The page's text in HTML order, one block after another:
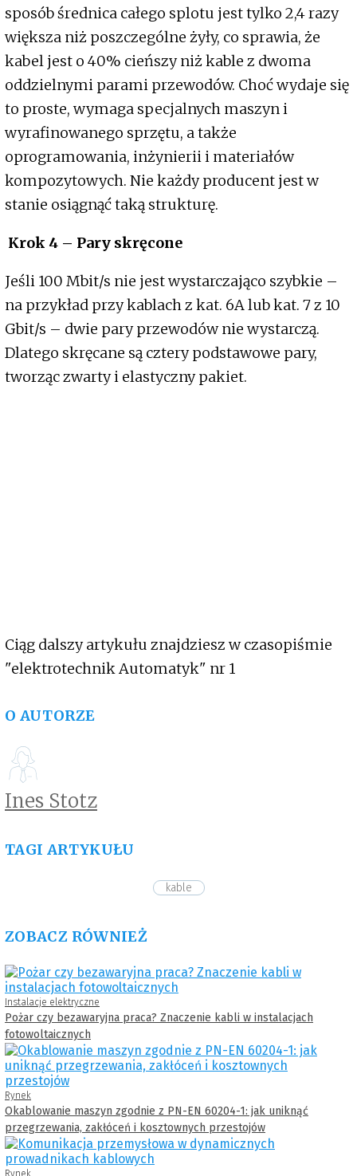
sposób średnica całego splotu jest tylko 2,4 razy
większa niż poszczególne żyły, co sprawia, że
kabel jest o 40% cieńszy niż kable z dwoma
oddzielnymi parami przewodów. Choć wydaje się
to proste, wymaga specjalnych maszyn i
wyrafinowanego sprzętu, a także
oprogramowania, inżynierii i materiałów
kompozytowych. Nie każdy producent jest w
stanie osiągnąć taką strukturę.
Krok 4 – Pary skręcone
Jeśli 100 Mbit/s nie jest wystarczająco szybkie –
na przykład przy kablach z kat. 6A lub kat. 7 z 10
Gbit/s – dwie pary przewodów nie wystarczą.
Dlatego skręcane są cztery podstawowe pary,
tworząc zwarty i elastyczny pakiet.
Ciąg dalszy artykułu znajdziesz w czasopiśmie
"elektrotechnik Automatyk" nr 1
O AUTORZE
Ines Stotz
TAGI ARTYKUŁU
kable
ZOBACZ RÓWNIEŻ
Instalacje elektryczne
Pożar czy bezawaryjna praca? Znaczenie kabli w instalacjach
fotowoltaicznych
Rynek
Okablowanie maszyn zgodnie z PN-EN 60204-1: jak uniknąć
przegrzewania, zakłóceń i kosztownych przestojów
Rynek